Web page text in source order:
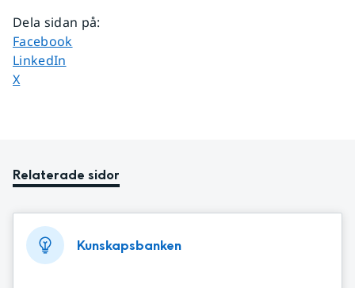
Dela sidan på:
Dela sidan på
Facebook
Dela sidan på
LinkedIn
Dela sidan på
X
Relaterade sidor
Kunskapsbanken